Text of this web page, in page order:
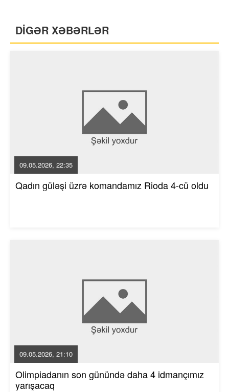
DİGƏR XƏBƏRLƏR
09.05.2026, 22:35
Qadın güləşi üzrə komandamız Rioda 4-cü oldu
09.05.2026, 21:10
Olimpiadanın son günündə daha 4 idmançımız
yarışacaq